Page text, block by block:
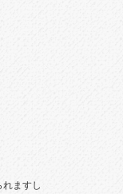
ますし